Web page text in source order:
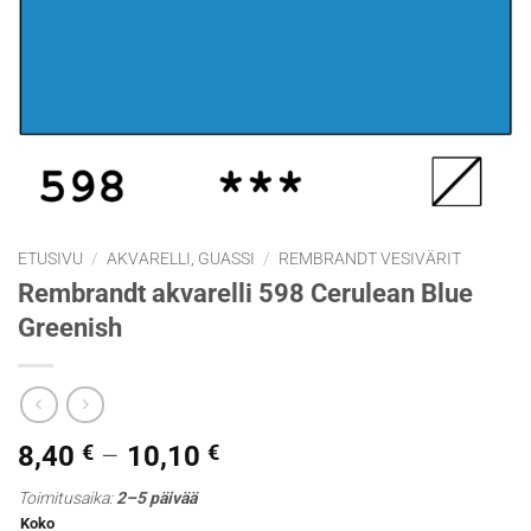
ETUSIVU / AKVARELLI, GUASSI / REMBRANDT VESIVÄRIT
Rembrandt akvarelli 598 Cerulean Blue
Greenish
8,40 € – 10,10 €Hintaluokka:
Toimitusaika:2–5 päivää
Koko